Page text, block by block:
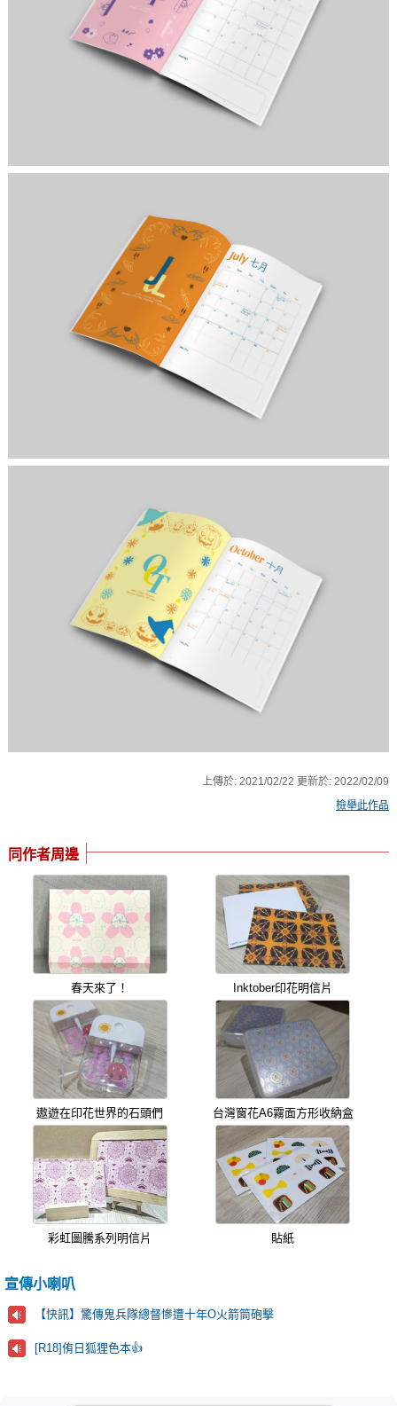
上傳於:2021/02/22 更新於:2022/02/09
檢舉此作品
同作者周邊
春天來了！ Inktober印花明信片
遨遊在印花世界的石頭們 台灣窗花A6霧面方形收納盒
彩虹圖騰系列明信片 貼紙
宣傳小喇叭
【快訊】驚傳鬼兵隊總督慘遭十年O火箭筒砲擊
[R18]侑日狐狸色本👍